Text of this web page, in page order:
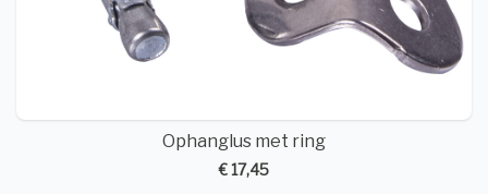
Ophanglus met ring
€ 17,45